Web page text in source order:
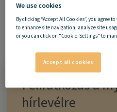
Feliratkozás a
hírlevélre
We use cookies
By clicking “Accept All Cookies”, you agree
to enhance site navigation, analyze site
or you can click on "Cookie-Settings" to
Accept all cookies